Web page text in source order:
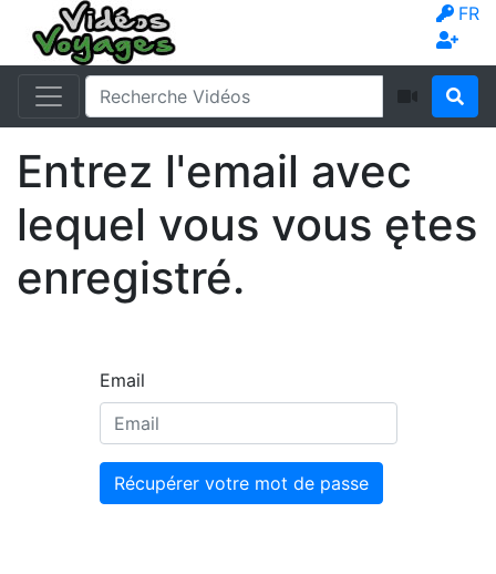
FR
Entrez l'email avec
lequel vous vous ętes
enregistré.
Email